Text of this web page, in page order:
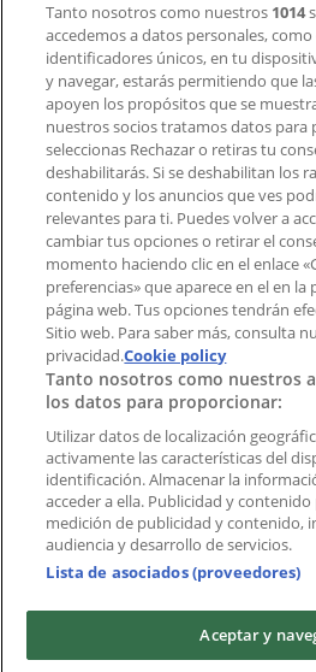
Contacto comercial y de
Tienda mal colocada en el
Notificar un folleto
¿Encontraste un problema
aplicación?
Índices
Marcas
Marcas locales
Negocios
Negocios cercanos
Productos
Productos locales
Ciudades
Descargar la APP Tiendeo
Tanto nosotros como nuestros 1014
accedemos a datos personales,
identificadores únicos, en tu
y navegar, estarás permitiendo que
apoyen los propósitos que se
nuestros socios tratamos datos para
seleccionas Rechazar o retiras tu
deshabilitarás. Si se deshabilitan los
contenido y los anuncios que ves
relevantes para ti. Puedes volver a
cambiar tus opciones o retirar el
momento haciendo clic en el enlace
preferencias» que aparece en el en
página web. Tus opciones tendrán
Sitio web. Para saber más, consulta
privacidad.Cookie policy
Tanto nosotros como nuestros
los datos para proporcionar:
Utilizar datos de localización
activamente las características del
identificación. Almacenar la
acceder a ella. Publicidad y
medición de publicidad y contenido,
audiencia y desarrollo de servicios.
Lista de asociados (proveedores)
Aceptar y